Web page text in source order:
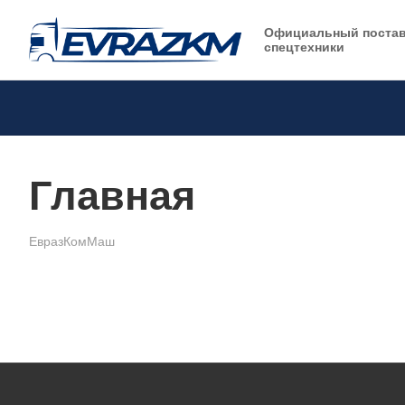
Официальный
спецтехники
Главная
ЕвразКомМаш